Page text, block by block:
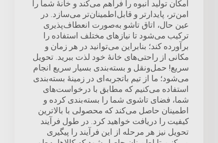
امکان تولید انبوه را فراهم می‌کند و خانهٔ شما را
امن‌تر، پایدارتر و قابل‌اطمینان‌تر می‌سازد. در
عین حال، اتاق تاشو به‌صورت انعطاف‌پذیری
ترکیب می‌شود تا نیازهای مختلف استفاده را
برآورده کند؛ بنابراین می‌توانید در هر زمان و
مکانی از راحتی‌های خانهٔ خود لذت ببرید. تحویل
سریع! حمل‌ونقل و بسته‌بندی بسیار سریع انجام
می‌شود؛ ما از تیم باتجربه‌ای در زمینهٔ بسته‌بندی
استفاده می‌کنیم که مطابق با درخواست‌های
شما، فضای تاشوی شما را بسته‌بندی کرده و
اطمینان حاصل می‌کند که محصولی با بالاترین
کیفیت را دریافت خواهید کرد. در طول فرآیند
تحویل نیز هر مرحله از این فرآیند را پیگیری